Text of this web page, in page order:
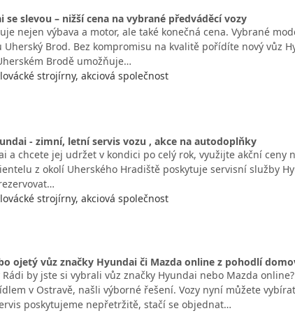
slevou – nižší cena na vybrané předváděcí vozy
nejen výbava a motor, ale také konečná cena. Vybrané
Brod. Bez kompromisu na kvalitě pořídíte nový vůz
Brodě umožňuje…
strojírny, akciová společnost
- zimní, letní servis vozu , akce na autodoplňky
a chcete jej udržet v kondici po celý rok, využijte akční ceny
z okolí Uherského Hradiště poskytuje servisní služby
strojírny, akciová společnost
ojetý vůz značky Hyundai či Mazda online z pohodlí
by jste si vybrali vůz značky Hyundai nebo Mazda
sídlem v Ostravě, našli výborné řešení. Vozy nyní můžete
poskytujeme nepřetržitě, stačí se objednat…